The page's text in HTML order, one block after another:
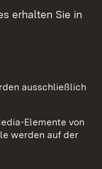
erhalten Sie in
ausschließlich
Elemente von
werden auf der